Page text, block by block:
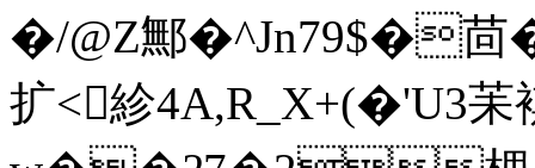
�/@Z鄦�^Jn79$�茴
扩<紾4A,R_X+(�'U3